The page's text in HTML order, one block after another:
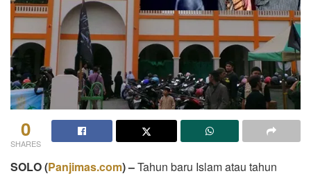
0
SHARES
SOLO (Panjimas.com) –Tahun baru Islam atau tahun